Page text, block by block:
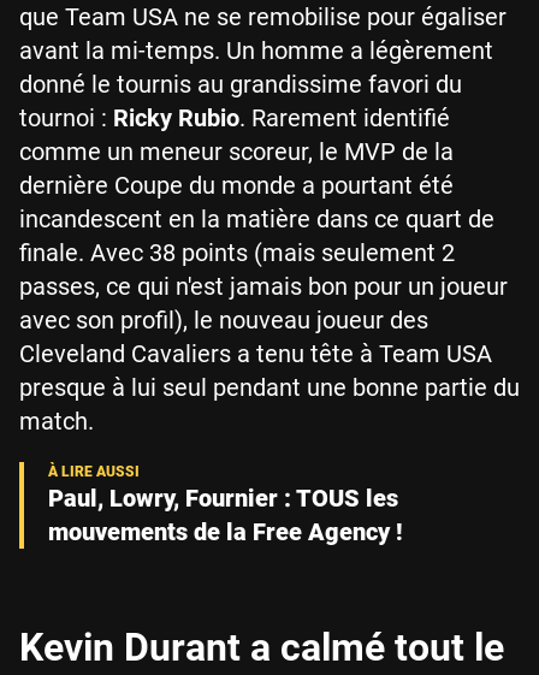
que Team USA ne se remobilise pour égaliser
avant la mi-temps. Un homme a légèrement
donné le tournis au grandissime favori du
tournoi : Ricky Rubio. Rarement identifié
comme un meneur scoreur, le MVP de la
dernière Coupe du monde a pourtant été
incandescent en la matière dans ce quart de
finale. Avec 38 points (mais seulement 2
passes, ce qui n'est jamais bon pour un joueur
avec son profil), le nouveau joueur des
Cleveland Cavaliers a tenu tête à Team USA
presque à lui seul pendant une bonne partie du
match.
Paul, Lowry, Fournier : TOUS les
mouvements de la Free Agency !
Kevin Durant a calmé tout le